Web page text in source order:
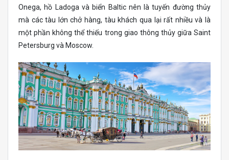
Onega, hồ Ladoga và biển Baltic nên là tuyến đường thủy
mà các tàu lớn chở hàng, tàu khách qua lại rất nhiều và là
một phần không thể thiếu trong giao thông thủy giữa Saint
Petersburg và Moscow.